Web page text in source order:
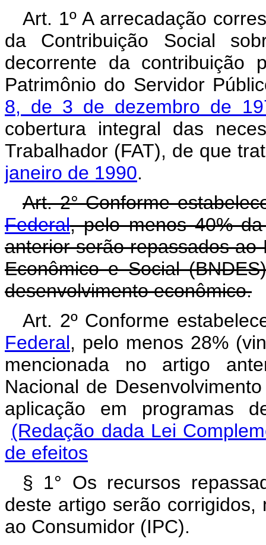
Art. 1º A arrecadação
da Contribuição Social
decorrente da contribuição
Patrimônio do Servidor
8, de 3 de dezembro de
cobertura integral das
Trabalhador (FAT), de que
janeiro de 1990.
Art. 2° Conforme
Federal, pelo menos 40%
anterior serão repassados
Econômico e Social
desenvolvimento econômico.
Art. 2º Conforme
Federal, pelo menos 28%
mencionada no artigo
Nacional de
aplicação em programas
(Redação dada Lei
de efeitos
§ 1° Os recursos
deste artigo serão
ao Consumidor (IPC).